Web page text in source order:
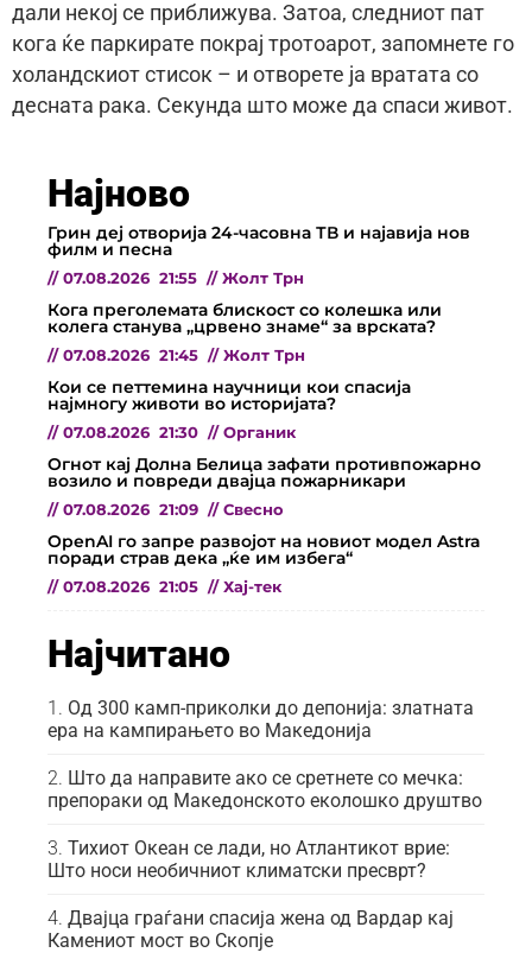
дали некој се приближува. Затоа, следниот пат
кога ќе паркирате покрај тротоарот, запомнете го
холандскиот стисок – и отворете ја вратата со
десната рака. Секунда што може да спаси живот.
Најново
Грин деј отворија 24-часовна ТВ и најавија нов
филм и песна
// 07.08.2026 21:55 // Жолт Трн
Кога преголемата блискост со колешка или
колега станува „црвено знаме“ за врската?
// 07.08.2026 21:45 // Жолт Трн
Кои се петтемина научници кои спасија
најмногу животи во историјата?
// 07.08.2026 21:30 // Органик
Огнот кај Долна Белица зафати противпожарно
возило и повреди двајца пожарникари
// 07.08.2026 21:09 // Свесно
OpenAI го запре развојот на новиот модел Astra
поради страв дека „ќе им избега“
// 07.08.2026 21:05 // Хај-тек
Најчитано
Од 300 камп-приколки до депонија: златната
ера на кампирањето во Македонија
Што да направите ако се сретнете со мечка:
препораки од Македонското еколошко друштво
Тихиот Океан се лади, но Атлантикот врие:
Што носи необичниот климатски пресврт?
Двајца граѓани спасија жена од Вардар кај
Камениот мост во Скопје